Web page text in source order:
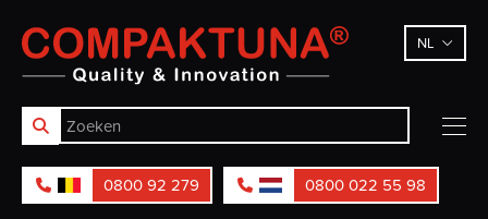
Compaktuna NL
0800 92 279 0800 022 55 98